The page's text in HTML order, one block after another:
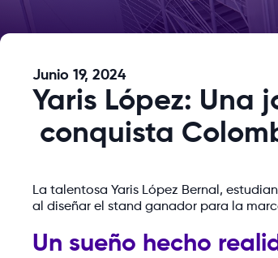
Junio 19, 2024
Yaris López: Una
conquista
La talentosa Yaris López Bernal,
al diseñar el stand ganador para la
Un sueño hecho